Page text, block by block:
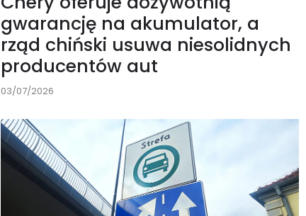
gwarancję na akumulator, a
rząd chiński usuwa niesolidnych
producentów aut
03/07/2026